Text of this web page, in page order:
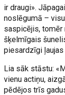
ir draugi».
noslēgumā –
saspicējis, tomēr
šķelmīgais
piesardzīgi
Lia sāk stāstu:
vienu actiņu,
pēdējos trīs